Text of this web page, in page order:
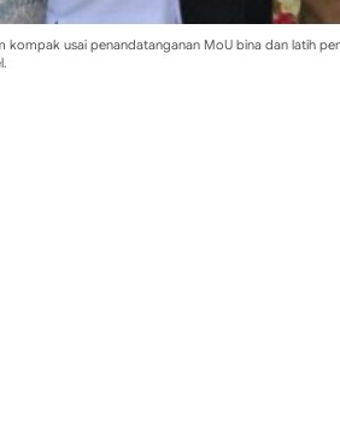
kompak usai penandatanganan MoU bina dan latih